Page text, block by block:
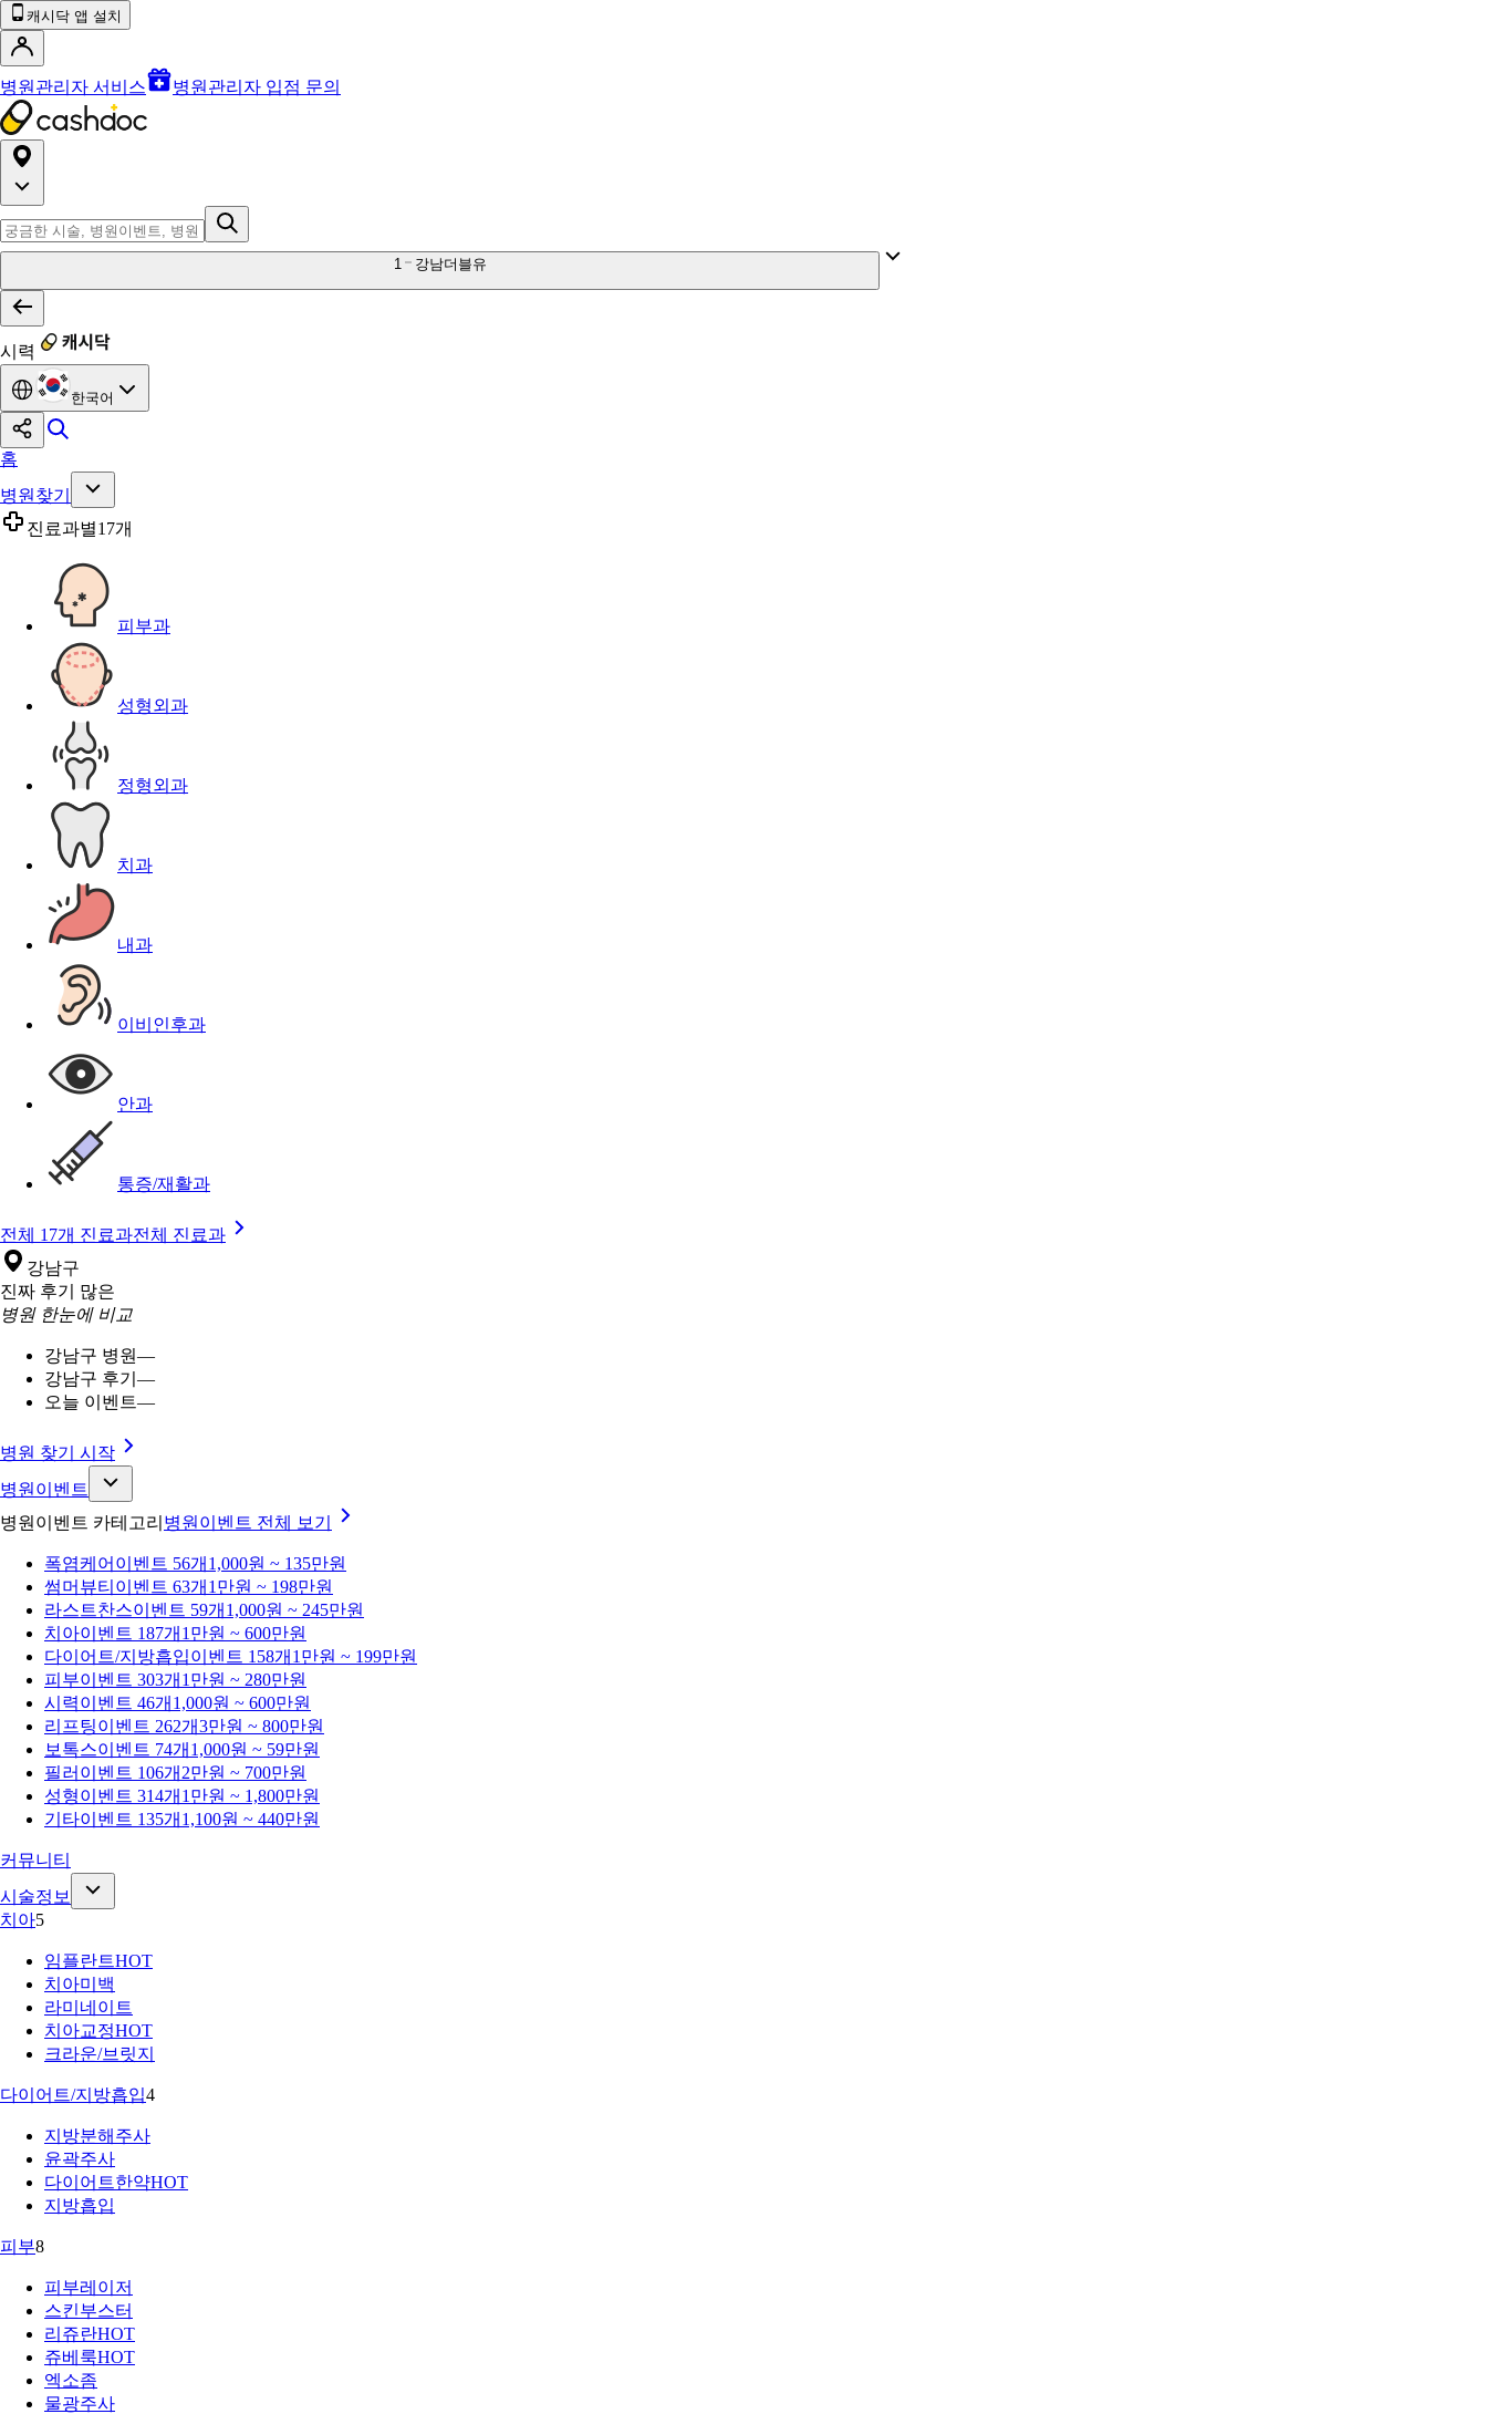
캐시닥 앱 설치
병원관리자 서비스 병원관리자 입점 문의
1 강남더블유
시력
한국어
홈
병원찾기
진료과별17개
피부과
성형외과
정형외과
치과
내과
이비인후과
안과
통증/재활과
전체 17개 진료과전체 진료과
강남구
진짜 후기 많은
병원 한눈에 비교
강남구 병원—
강남구 후기 —
오늘 이벤트—
병원 찾기 시작
병원이벤트
병원이벤트 카테고리 병원이벤트 전체 보기
폭염케어 이벤트 56개 1,000원 ~ 135만원
썸머뷰티 이벤트 63개 1만원 ~ 198만원
라스트찬스이벤트 59개 1,000원 ~ 245만원
치아이벤트 187개 1만원 ~ 600만원
다이어트/지방흡입이벤트 158개 1만원 ~ 199만원
피부이벤트 303개 1만원 ~ 280만원
시력이벤트 46개 1,000원 ~ 600만원
리프팅이벤트 262개3만원 ~ 800만원
보톡스이벤트 74개 1,000원 ~ 59만원
필러 이벤트 106개 2만원 ~ 700만원
성형이벤트 314개 1만원 ~ 1,800만원
기타이벤트 135개 1,100원 ~ 440만원
커뮤니티
시술정보
치아5
임플란트HOT
치아미백
라미네이트
치아교정HOT
크라운/브릿지
다이어트/지방흡입4
지방분해주사
윤곽주사
다이어트한약HOT
지방흡입
피부8
피부레이저
스킨부스터
리쥬란HOT
쥬베룩HOT
엑소좀
물광주사